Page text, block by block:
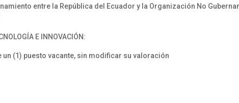
entre la República del Ecuador y la Organización No
E INNOVACIÓN:
un (1) puesto vacante, sin modificar su valoración